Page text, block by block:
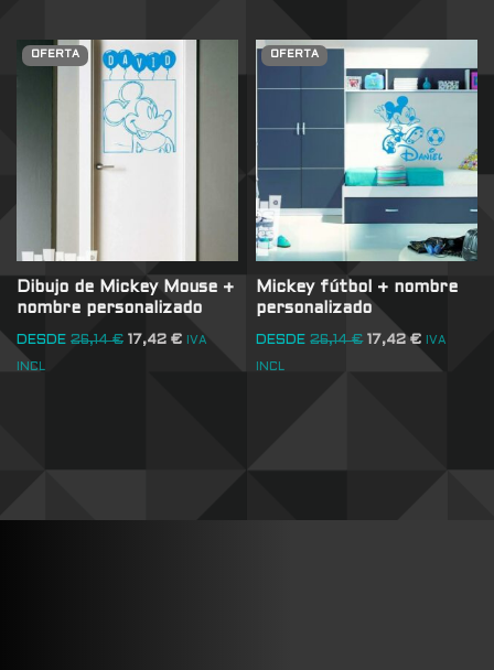
OFERTA
Dibujo de Mickey Mouse +
nombre personalizado
DESDE 26,14€ 17,42 € IVA
INCL
OFERTA
Mickey fútbol + nombre
personalizado
DESDE 26,14€ 17,42€ IVA
INCL